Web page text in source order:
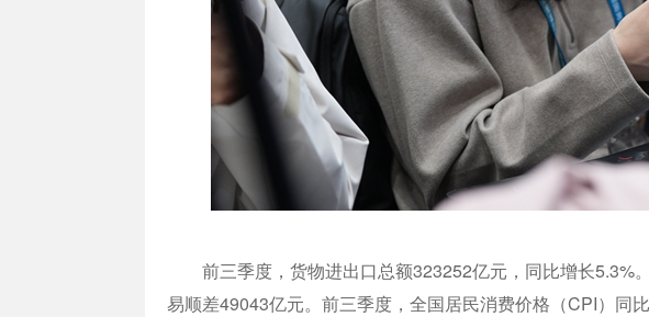
前三季度，货物进出口总额323252亿元，同比增长
易顺差49043亿元。前三季度，全国居民消费价格（CPI）同